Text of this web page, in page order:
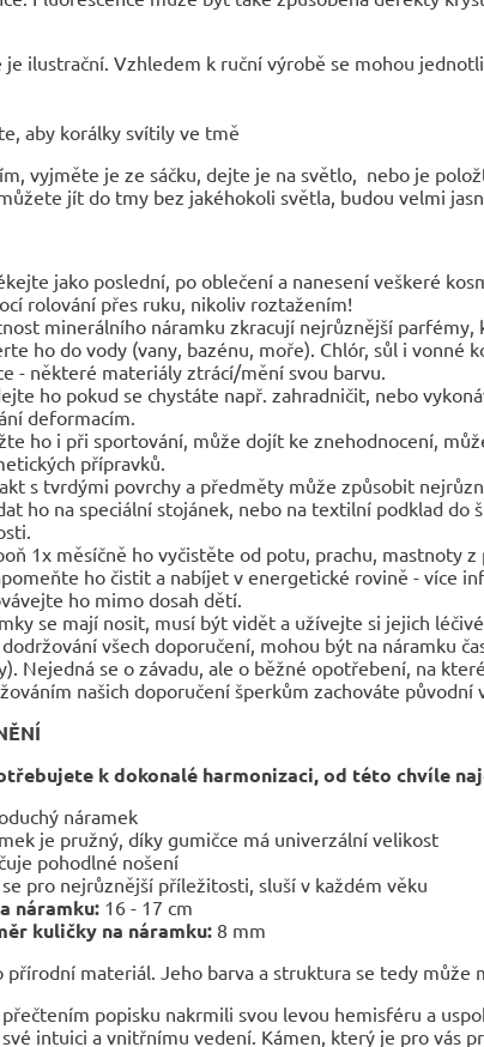
ilustrační. Vzhledem k ruční výrobě se mohou
aby korálky svítily ve tmě
vyjměte je ze sáčku, dejte je na světlo, nebo je
jít do tmy bez jakéhokoli světla, budou velmi
jako poslední, po oblečení a nanesení veškeré
rolování přes ruku, nikoliv roztažením!
minerálního náramku zkracují nejrůznější parfémy,
ho do vody (vany, bazénu, moře). Chlór, sůl i
- některé materiály ztrácí/mění svou barvu.
ho pokud se chystáte např. zahradničit, nebo
deformacím.
ho i při sportování, může dojít ke znehodnocení,
přípravků.
s tvrdými povrchy a předměty může způsobit
ho na speciální stojánek, nebo na textilní podklad
1x měsíčně ho vyčistěte od potu, prachu, mastnoty
ho čistit a nabíjet v energetické rovině - více
ho mimo dosah dětí.
se mají nosit, musí být vidět a užívejte si jejich
všech doporučení, mohou být na náramku
Nejedná se o závadu, ale o běžné opotřebení, na
našich doporučení šperkům zachováte původní
k dokonalé harmonizaci, od této chvíle
náramek
je pružný, díky gumičce má univerzální velikost
pohodlné nošení
pro nejrůznější příležitosti, sluší v každém věku
náramku: 16 - 17 cm
kuličky na náramku: 8 mm
přírodní materiál. Jeho barva a struktura se tedy
popisku nakrmili svou levou hemisféru a
intuici a vnitřnímu vedení. Kámen, který je pro vás